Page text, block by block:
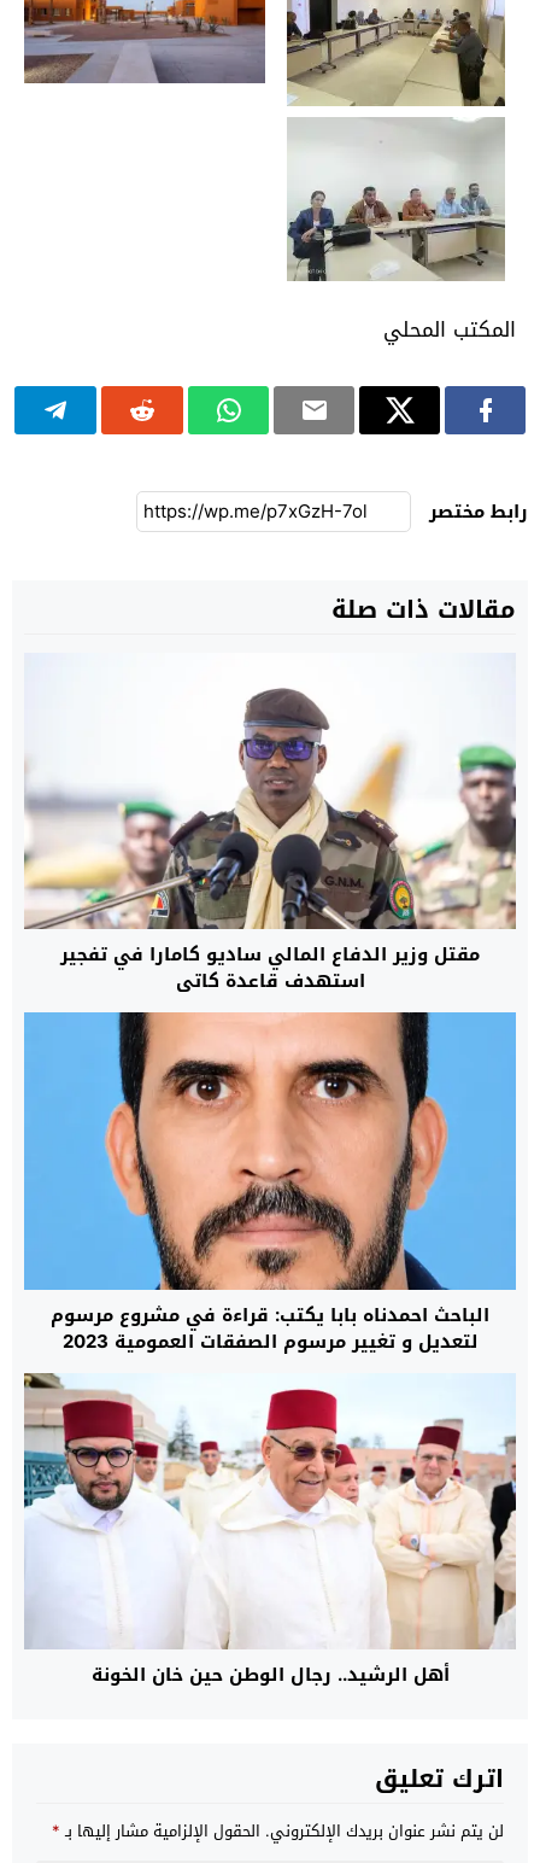
المكتب المحلي
رابط مختصر
مقالات ذات صلة
مقتل وزير الدفاع المالي ساديو كامارا في تفجير
استهدف قاعدة كاتي
الباحث احمدناه بابا يكتب: قراءة في مشروع مرسوم
لتعديل و تغيير مرسوم الصفقات العمومية 2023
أهل الرشيد.. رجال الوطن حين خان الخونة
اترك تعليق
لن يتم نشر عنوان بريدك الإلكتروني. الحقول الإلزامية مشار إليها بـ*